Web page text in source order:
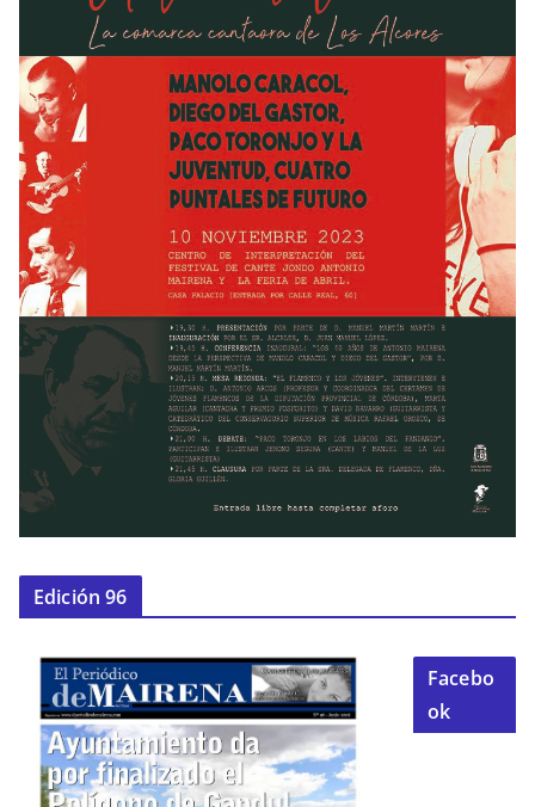
Edición 96
Facebo
ok